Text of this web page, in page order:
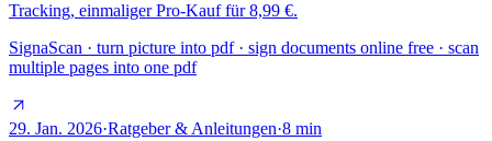
Tracking, einmaliger Pro-Kauf für 8,99 €.
SignaScan · turn picture into pdf · sign documents online free · scan
multiple pages into one pdf
29. Jan. 2026·Ratgeber & Anleitungen·8 min